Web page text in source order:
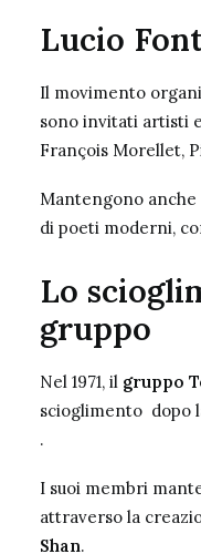
Lucio
Il movimento
sono invitati artisti
François Morellet,
Mantengono
di poeti moderni,
Lo
gruppo
Nel 1971, il gruppo
scioglimento dopo
.
I suoi membri
attraverso la
Shan.